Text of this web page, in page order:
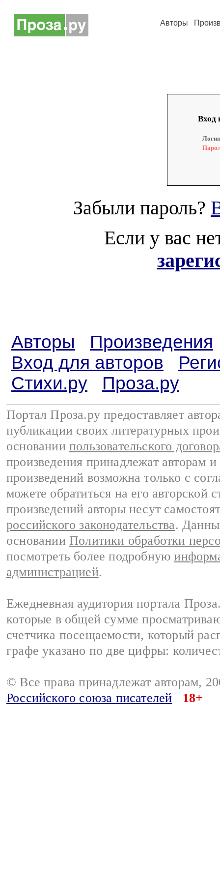
Авторы
Вход
Забыли пароль?
Если у вас
Авторы
Произведения
Вход для авторов
Стихи.ру
Проза.ру
Портал Проза.ру предоставляет
публикации своих литературных
основании пользовательского
произведения принадлежат авторам
произведений возможна только с
можете обратиться на его авторской
произведений авторы несут
российского законодательства.
основании Политики обработки
посмотреть более подробную
администрацией.
Ежедневная аудитория портала
которые в общей сумме
счетчика посещаемости, который
графе указано по две цифры:
© Все права принадлежат авторам,
Российского союза писателей
18+